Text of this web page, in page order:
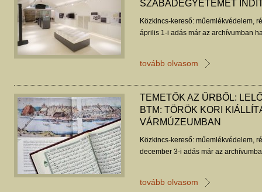
SZABADEGYETEMET
Közkincs-kereső: műemlékvédelem,
április 1-i adás már az archívumban
tovább olvasom
TEMETŐK AZ ŰRBŐL:
BTM: TÖRÖK KORI
VÁRMÚZEUMBAN
Közkincs-kereső: műemlékvédelem,
december 3-i adás már az
tovább olvasom